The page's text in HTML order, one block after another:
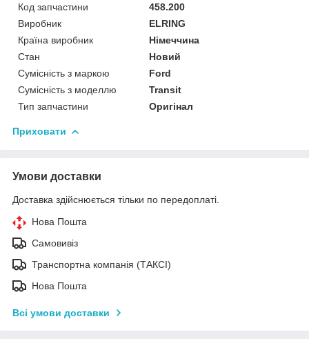
Код запчастини
458.200
Виробник
ELRING
Країна виробник
Німеччина
Стан
Новий
Сумісність з маркою
Ford
Сумісність з моделлю
Transit
Тип запчастини
Оригінал
Приховати
Умови доставки
Доставка здійснюється тільки по передоплаті.
Нова Пошта
Самовивіз
Транспортна компанія (ТАКСІ)
Нова Пошта
Всі умови доставки